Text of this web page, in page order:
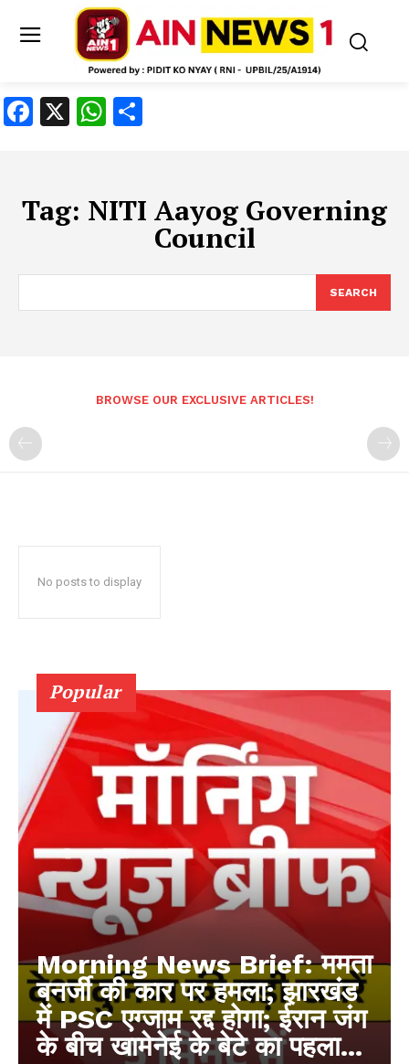
Facebook
X WhatsApp
Tag: NITI Aayog Governing
Council
SEARCH
BROWSE OUR EXCLUSIVE ARTICLES!
No posts to display
Popular
Morning News Brief: ममता
बनर्जी की कार पर हमला; झारखंड
में PSC एग्जाम रद्द होगा; ईरान जंग
के बीच खामेनेई के बेटे का पहला...